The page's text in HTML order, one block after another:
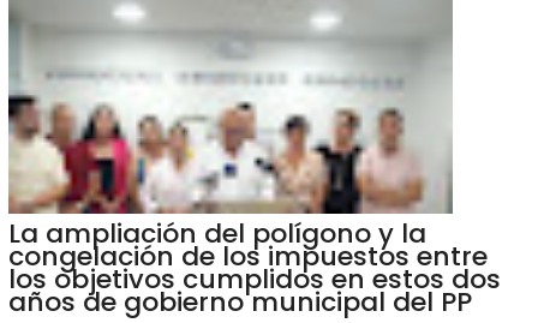
La ampliación del polígono y la
congelación de los impuestos entre
los objetivos cumplidos en estos dos
años de gobierno municipal del PP